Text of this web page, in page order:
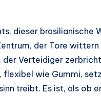
dieser brasilianische
der Tore
Verteidiger
wie Gummi,
treibt. Es ist, als ob